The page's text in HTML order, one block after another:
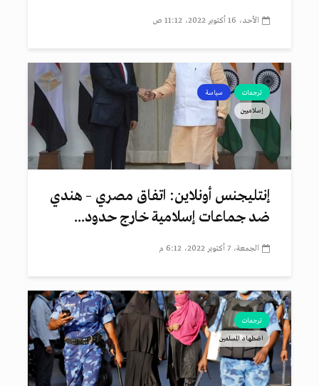
الأحد، 16 أكتوبر 2022، 11:12 ص
ترجمات سياسة
إسلاميين
إنتليجنس أونلاين: اتفاق مصري – هندي
ضد جماعات إسلامية خارج حدود...
الجمعة، 7 أكتوبر 2022، 6:12 م
ترجمات
اضطهاد المسلمين